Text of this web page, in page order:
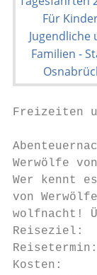
Freizeiten
Werwölfe
Wer kennt
von
wolfnacht!
Kosten: